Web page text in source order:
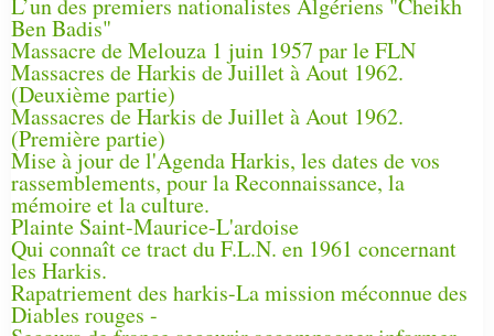
L’un des premiers nationalistes Algériens "Cheikh
Ben Badis"
Massacre de Melouza 1 juin 1957 par le FLN
Massacres de Harkis de Juillet à Aout 1962.
(Deuxième partie)
Massacres de Harkis de Juillet à Aout 1962.
(Première partie)
Mise à jour de l'Agenda Harkis, les dates de vos
rassemblements, pour la Reconnaissance, la
mémoire et la culture.
Plainte Saint-Maurice-L'ardoise
Qui connaît ce tract du F.L.N. en 1961 concernant
les Harkis.
Rapatriement des harkis-La mission méconnue des
Diables rouges -